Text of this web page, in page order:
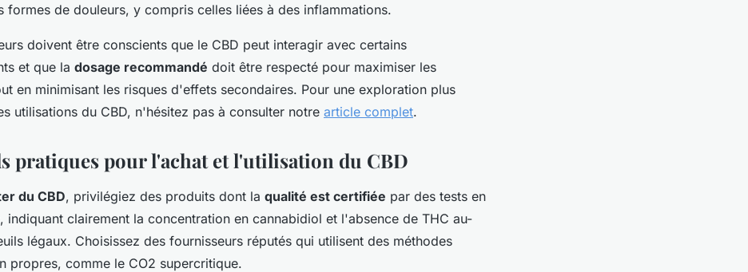
formes de douleurs, y compris celles liées à des inflammations.
doivent être conscients que le CBD peut interagir avec certains
et que la dosage recommandé doit être respecté pour maximiser les
en minimisant les risques d'effets secondaires. Pour une exploration plus
utilisations du CBD, n'hésitez pas à consulter notre article complet.
pratiques pour l'achat et l'utilisation du CBD
du CBD, privilégiez des produits dont la qualité est certifiée par des tests en
indiquant clairement la concentration en cannabidiol et l'absence de THC au-
légaux. Choisissez des fournisseurs réputés qui utilisent des méthodes
propres, comme le CO2 supercritique.